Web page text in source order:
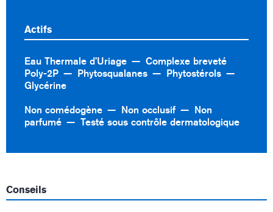
Actifs
Eau Thermale d’Uriage
Complexe breveté
Poly-2P
Phytosqualanes
Phytostérols
Glycérine
Non comédogène Non occlusif
Non
parfumé
Testé sous contrôle dermatologique
Conseils